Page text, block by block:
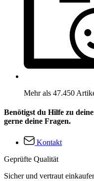
Mehr als 47.450
Benötigst du Hilfe zu
gerne deine Fragen.
Kontakt
Geprüfte Qualität
Sicher und vertraut